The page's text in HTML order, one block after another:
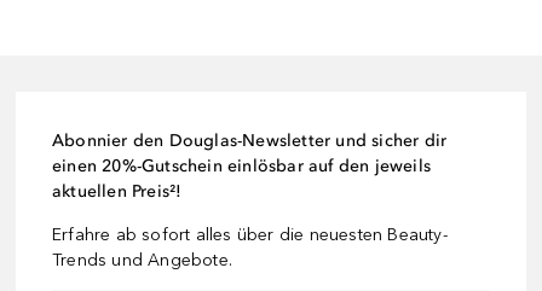
Abonnier den Douglas-Newsletter und sicher dir
einen 20%-Gutschein einlösbar auf den jeweils
aktuellen Preis²!
Erfahre ab sofort alles über die neuesten Beauty-
Trends und Angebote.